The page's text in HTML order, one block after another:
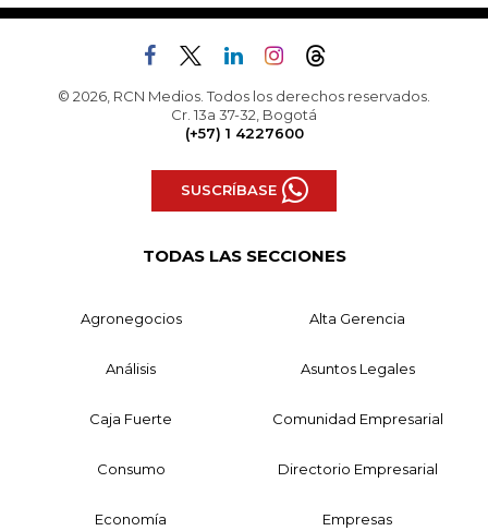
© 2026, RCN Medios. Todos los derechos reservados.
Cr. 13a 37-32, Bogotá
(+57) 1 4227600
SUSCRÍBASE
TODAS LAS SECCIONES
Agronegocios Alta Gerencia
Análisis Asuntos Legales
Caja Fuerte Comunidad Empresarial
Consumo Directorio Empresarial
Economía Empresas